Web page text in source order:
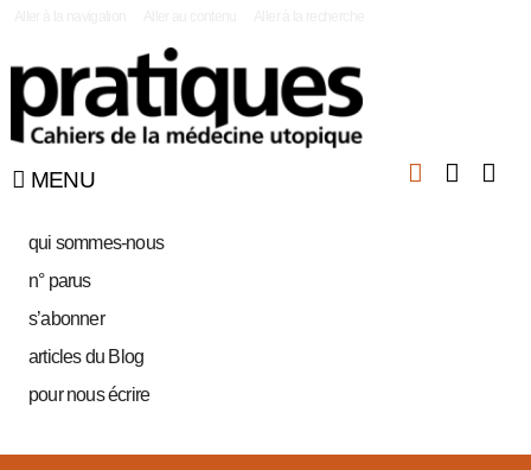
MENU
qui sommes-nous
n° parus
s’abonner
articles du Blog
pour nous écrire